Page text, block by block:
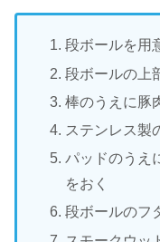
段ボールを用
段ボールの上
棒のうえに豚
ステンレス製
パッドのうえ
をおく
段ボールのフ